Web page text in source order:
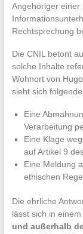
Angehöriger einer
Rechtsprechung
Die CNIL betont
solche Inhalte
Wohnort von
sieht sich
Eine
Verarbeitung
Eine Klage
auf Artikel 9
Eine Meldung
ethischen
Die ehrliche
lässt sich in
und außerhalb